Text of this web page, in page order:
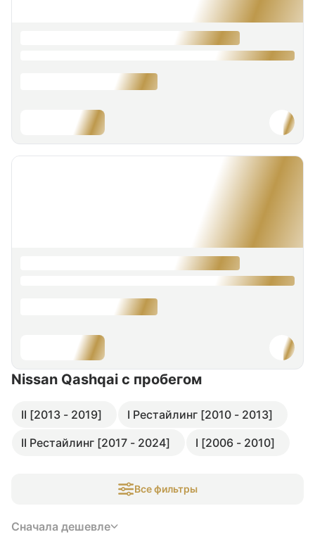
Nissan Qashqai с пробегом
II [2013 - 2019]
I Рестайлинг [2010 - 2013]
II Рестайлинг [2017 - 2024]
I [2006 - 2010]
Все фильтры
Сначала дешевле